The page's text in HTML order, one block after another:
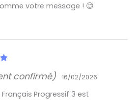
votre message ! 😊
confirmé) 16/02/2026
Français Progressif 3 est